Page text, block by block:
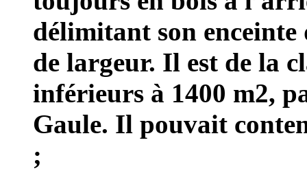
délimitant son
de largeur. Il est de la
inférieurs à 1400 m2,
Gaule. Il pouvait
;